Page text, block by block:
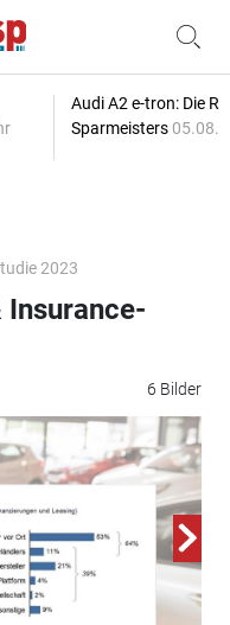
Audi A2 e-tron: Die
Sparmeisters
2023
6 Bilder